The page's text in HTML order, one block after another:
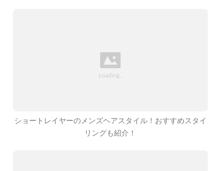
ショートレイヤーのメンズヘアスタイル！おすすめスタイ
リングも紹介！